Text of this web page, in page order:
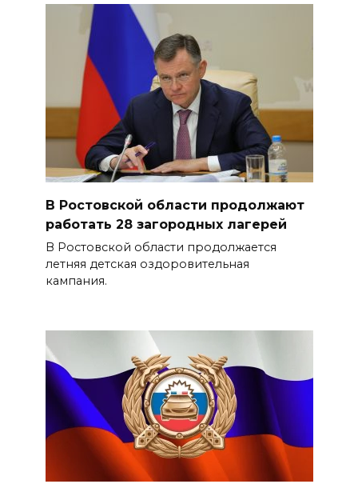
В Ростовской области продолжают
работать 28 загородных лагерей
В Ростовской области продолжается
летняя детская оздоровительная
кампания.